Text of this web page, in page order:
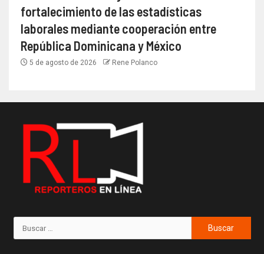
fortalecimiento de las estadísticas
laborales mediante cooperación entre
República Dominicana y México
5 de agosto de 2026 Rene Polanco